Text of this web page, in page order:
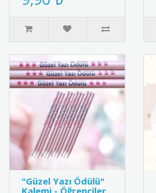
rozet, eğitim sürecini de..
"Güzel Yazı Ödülü"
Kalemi - Öğrenciler